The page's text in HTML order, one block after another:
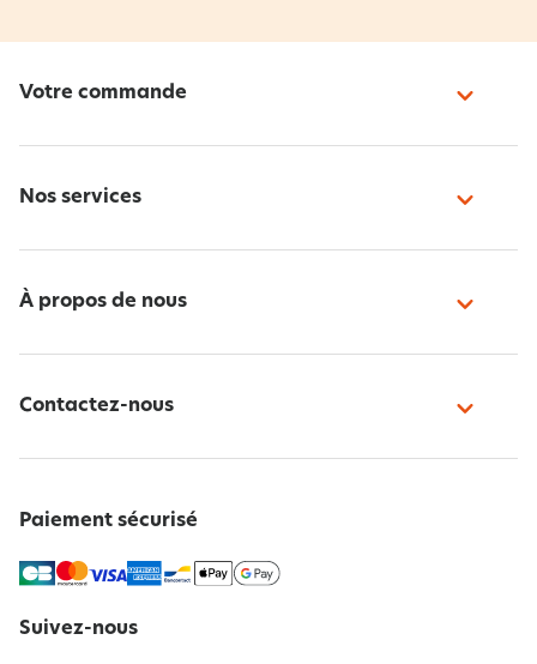
Votre commande
Nos services
À propos de nous
Contactez-nous
Paiement sécurisé
Suivez-nous